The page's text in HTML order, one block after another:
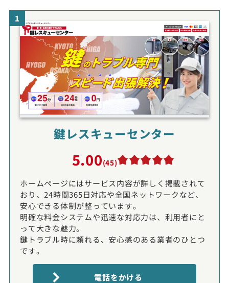
1
鍵レスキューセンター
5.00(45)
ホームページにはサービス内容が詳しく掲載されて
おり、24時間365日対応や全国ネットワークなど、
安心できる体制が整っています。
明確な料金システムや迅速な対応力は、利用者にと
って大きな魅力。
鍵トラブル時に頼れる、安心感のある業者のひとつ
です。
電話をかける